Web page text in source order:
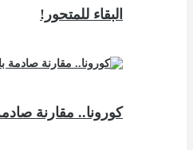
البقاء للمتحور!
كورونا.. مقارنة صادمة